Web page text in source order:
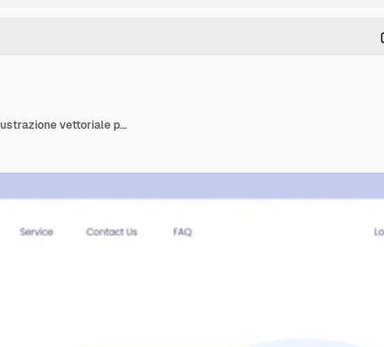
Gestisci la tua pagina di destinazione del banner dell'illustrazione vettoriale piatta del pianificatore della pianificazione delle scadenze della gestione del tempo del tempo